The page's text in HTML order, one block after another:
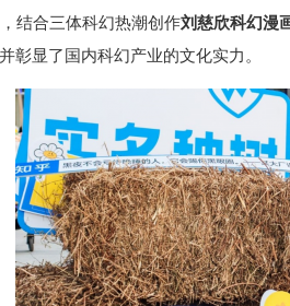
结合三体科幻热潮创作刘慈欣科幻漫
彰显了国内科幻产业的文化实力。